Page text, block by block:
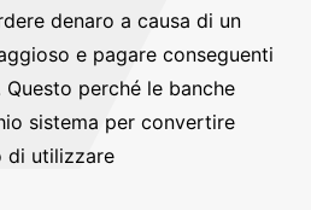
denaro a causa di un
e pagare conseguenti
perché le banche
sistema per convertire
di utilizzare